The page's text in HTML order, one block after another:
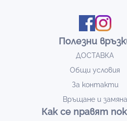
Полезни
ДОСТАВКА
Общи условия
За контакти
Връщане и замяна
Как се правят